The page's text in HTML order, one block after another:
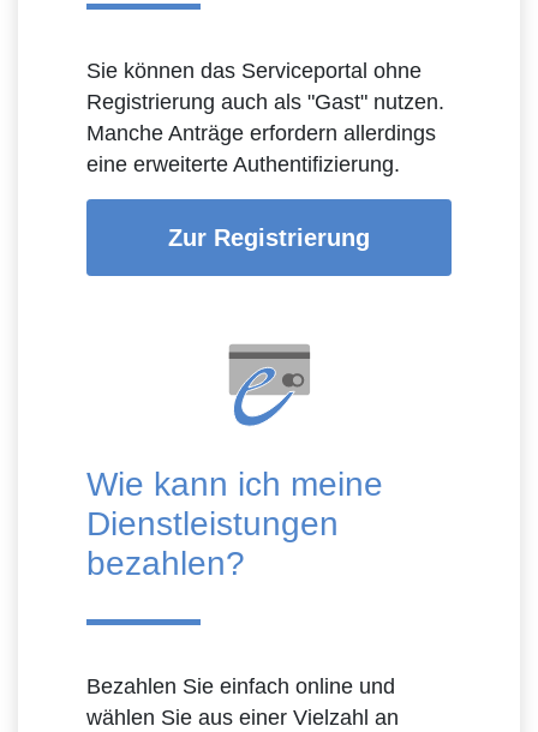
Sie können das Serviceportal ohne
Registrierung auch als "Gast" nutzen.
Manche Anträge erfordern allerdings
eine erweiterte Authentifizierung.
Zur Registrierung
Wie kann ich meine
Dienstleistungen
bezahlen?
Bezahlen Sie einfach online und
wählen Sie aus einer Vielzahl an